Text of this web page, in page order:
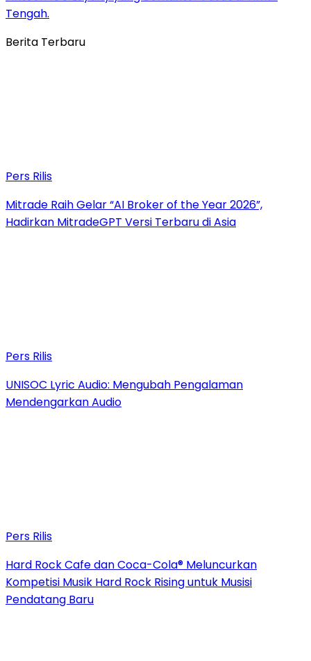
Tengah.
Berita Terbaru
Pers Rilis
Mitrade Raih Gelar “AI Broker of the Year 2026”,
Hadirkan MitradeGPT Versi Terbaru di Asia
Pers Rilis
UNISOC Lyric Audio: Mengubah Pengalaman
Mendengarkan Audio
Pers Rilis
Hard Rock Cafe dan Coca-Cola® Meluncurkan
Kompetisi Musik Hard Rock Rising untuk Musisi
Pendatang Baru